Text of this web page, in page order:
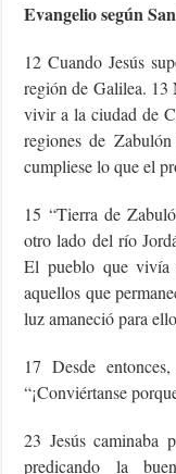
Evangelio según
12 Cuando Jesús
región de Galilea. 13
vivir a la ciudad de
regiones de
cumpliese lo que el
15 “Tierra de
otro lado del río
El pueblo que
aquellos que
luz amaneció para
17 Desde
“¡Conviértanse
23 Jesús caminaba
predicando la